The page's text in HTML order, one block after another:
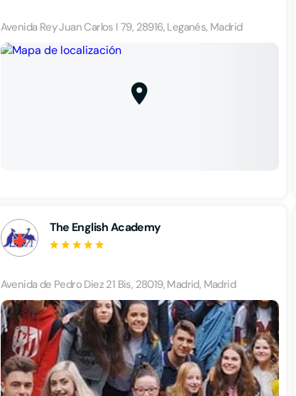
Avenida Rey Juan Carlos I 79, 28916, Leganés, Madrid
The English Academy
Avenida de Pedro Diez 21 Bis, 28019, Madrid, Madrid